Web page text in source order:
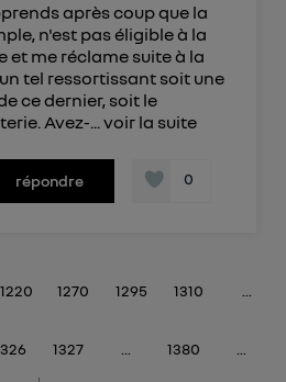
après coup que la
n'est pas éligible à la
me réclame suite à la
tel ressortissant soit une
ce dernier, soit le
Avez-...voir la suite
répondre 0
1220 1270 1295 1310
1327 1380